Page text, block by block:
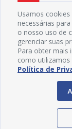
Usamos
necessárias
o nosso uso de
gerenciar suas
Para obter mais
como utilizamos
Política de